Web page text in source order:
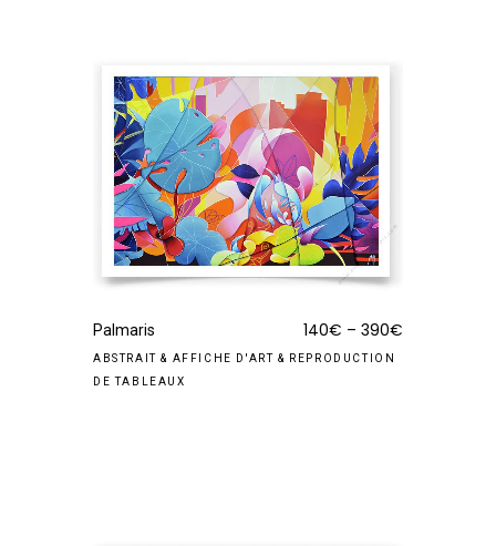
Palmaris 140€ – 390€
ABSTRAIT & AFFICHE D'ART &
REPRODUCTION
DE TABLEAUX